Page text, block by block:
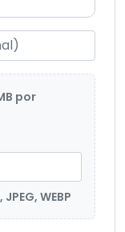
por
WEBP